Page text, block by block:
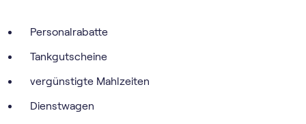
Personalrabatte
Tankgutscheine
vergünstigte Mahlzeiten
Dienstwagen